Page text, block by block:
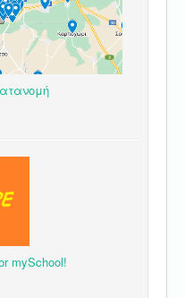
mySchool!